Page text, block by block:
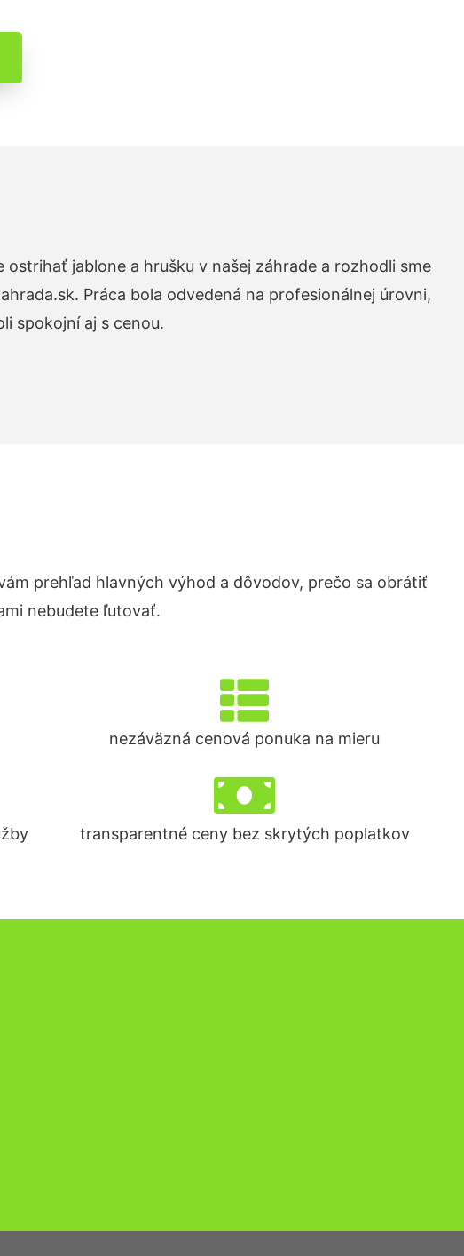
ostrihať jablone a hrušku v našej záhrade a rozhodli sme
Práca bola odvedená na profesionálnej úrovni,
spokojní aj s cenou.
prehľad hlavných výhod a dôvodov, prečo sa obrátiť
nebudete ľutovať.
nezáväzná cenová ponuka na mieru
transparentné ceny bez skrytých poplatkov